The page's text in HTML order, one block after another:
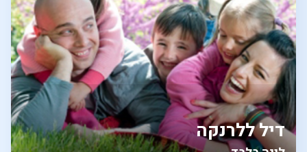
דיל ללרנקה